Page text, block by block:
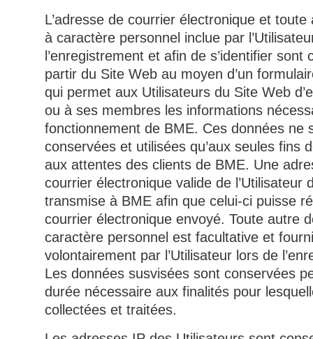
L’adresse de courrier électronique et toute
à caractère personnel inclue par
l’enregistrement et afin de s’identifier sont
partir du Site Web au moyen d’un
qui permet aux Utilisateurs du Site Web
ou à ses membres les informations
fonctionnement de BME. Ces données ne
conservées et utilisées qu’aux seules fins
aux attentes des clients de BME. Une
courrier électronique valide de l’Utilisateur
transmise à BME afin que celui-ci puisse
courrier électronique envoyé. Toute autre
caractère personnel est facultative et
volontairement par l’Utilisateur lors de
Les données susvisées sont conservées
durée nécessaire aux finalités pour
collectées et traitées.